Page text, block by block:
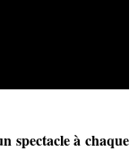
spectacle à chaque